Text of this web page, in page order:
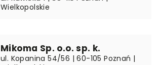
Wielkopolskie
Mikoma Sp. o.o. sp. k.
ul. Kopanina 54/56 | 60-105 Poznań |